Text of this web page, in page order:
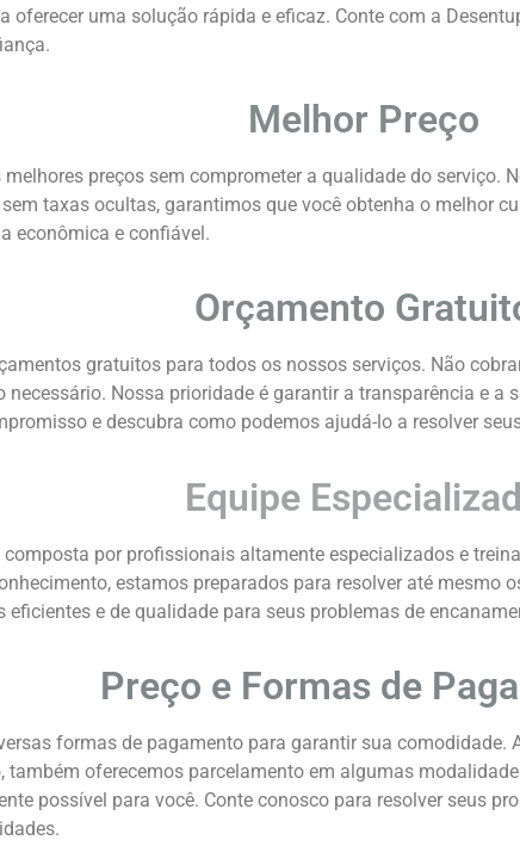
oferecer uma solução rápida e eficaz. Conte com a
Melhor Preço
preços sem comprometer a qualidade do serviço.
taxas ocultas, garantimos que você obtenha o melhor
econômica e confiável.
Orçamento
gratuitos para todos os nossos serviços. Não
Nossa prioridade é garantir a transparência e
e descubra como podemos ajudá-lo a resolver
Equipe
composta por profissionais altamente especializados e
estamos preparados para resolver até mesmo
e de qualidade para seus problemas de
Preço e Formas de
formas de pagamento para garantir sua
oferecemos parcelamento em algumas
possível para você. Conte conosco para resolver seus